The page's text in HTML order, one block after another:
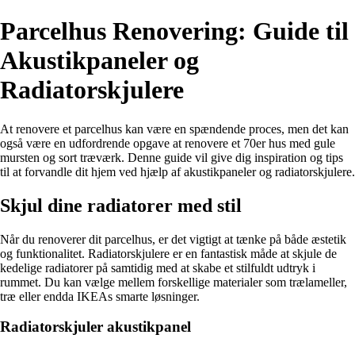
Parcelhus Renovering: Guide til
Akustikpaneler og
Radiatorskjulere
At renovere et parcelhus kan være en spændende proces, men det kan
også være en udfordrende opgave at renovere et 70er hus med gule
mursten og sort træværk. Denne guide vil give dig inspiration og tips
til at forvandle dit hjem ved hjælp af akustikpaneler og radiatorskjulere.
Skjul dine radiatorer med stil
Når du renoverer dit parcelhus, er det vigtigt at tænke på både æstetik
og funktionalitet. Radiatorskjulere er en fantastisk måde at skjule de
kedelige radiatorer på samtidig med at skabe et stilfuldt udtryk i
rummet. Du kan vælge mellem forskellige materialer som trælameller,
træ eller endda IKEAs smarte løsninger.
Radiatorskjuler akustikpanel